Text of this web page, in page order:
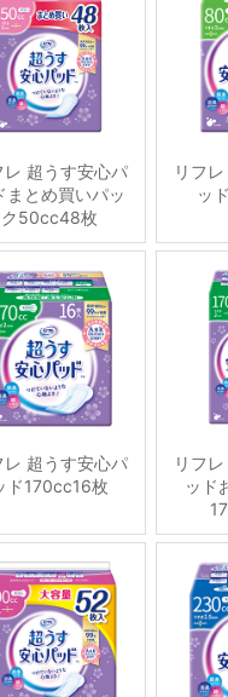
レ 超うす安心パ
まとめ買いパッ
ク50cc48枚
リフ
ッ
レ 超うす安心パ
ド170cc16枚
リフ
ッド